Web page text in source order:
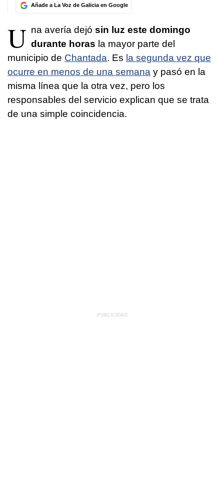
Añade a La Voz de Galicia en Google
U na avería dejó sin luz este domingo
durante horas la mayor parte del
municipio de Chantada. Es la segunda vez que
ocurre en menos de una semana y pasó en la
misma línea que la otra vez, pero los
responsables del servicio explican que se trata
de una simple coincidencia.